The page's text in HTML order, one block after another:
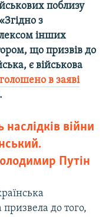
поблизу
з
інших
що призвів до
є військова
в заяві
війни
Путін
до того,